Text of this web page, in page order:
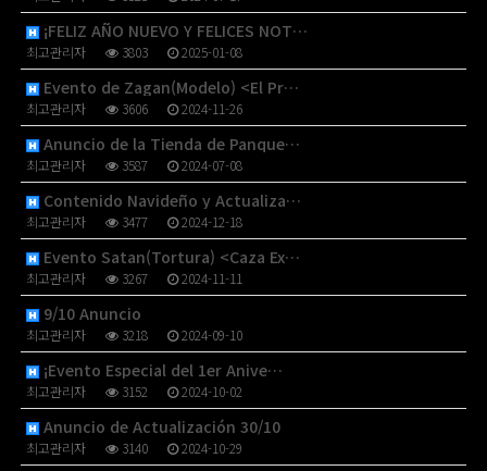
¡FELIZ AÑO NUEVO Y FELICES NOT…
최고관리자 3803 2025-01-08
Evento de Zagan(Modelo) <El Pr…
최고관리자 3606 2024-11-26
Anuncio de la Tienda de Panque…
최고관리자 3587 2024-07-08
Contenido Navideño y Actualiza…
최고관리자 3477 2024-12-18
Evento Satan(Tortura) <Caza Ex…
최고관리자 3267 2024-11-11
9/10 Anuncio
최고관리자 3218 2024-09-10
¡Evento Especial del 1er Anive…
최고관리자 3152 2024-10-02
Anuncio de Actualización 30/10
최고관리자 3140 2024-10-29